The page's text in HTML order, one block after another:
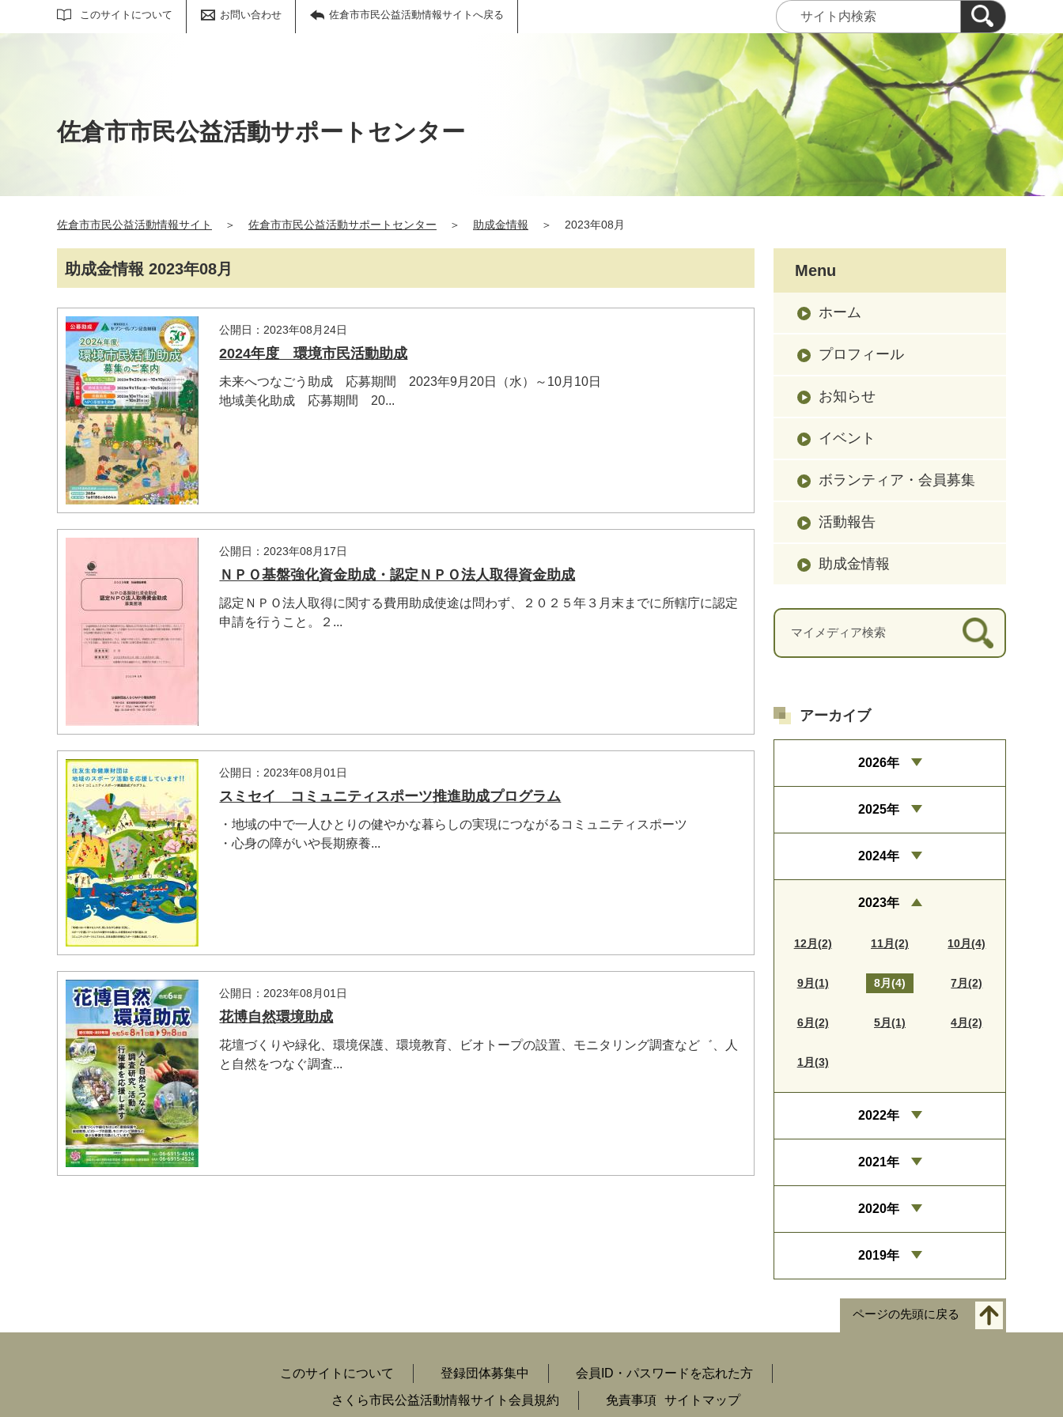
このサイトについて お問い合わせ 佐倉市市民公益活動情報サイトへ戻る
サイト内検索
佐倉市市民公益活動サポートセンター
佐倉市市民公益活動情報サイト ＞ 佐倉市市民公益活動サポートセンター ＞ 助成金情報 ＞ 2023年08月
助成金情報 2023年08月
公開日：2023年08月24日
2024年度 環境市民活動助成
未来へつなごう助成 応募期間 2023年9月20日（水）～10月10日
地域美化助成 応募期間 20...
公開日：2023年08月17日
ＮＰＯ基盤強化資金助成・認定ＮＰＯ法人取得資金助成
認定ＮＰＯ法人取得に関する費用助成使途は問わず、２０２５年３月末までに所轄庁に認定
申請を行うこと。２...
公開日：2023年08月01日
スミセイ コミュニティスポーツ推進助成プログラム
・地域の中で一人ひとりの健やかな暮らしの実現につながるコミュニティスポーツ
・心身の障がいや長期療養...
公開日：2023年08月01日
花博自然環境助成
花壇づくりや緑化、環境保護、環境教育、ビオトープの設置、モニタリング調査など゛、人
と自然をつなぐ調査...
Menu
ホーム
プロフィール
お知らせ
イベント
ボランティア・会員募集
活動報告
助成金情報
アーカイブ
2026年
2025年
2024年
2023年
12月(2) 11月(2) 10月(4)
9月(1) 8月(4) 7月(2)
6月(2) 5月(1) 4月(2)
1月(3)
2022年
2021年
2020年
2019年
ページの先頭に戻る
このサイトについて 登録団体募集中
会員ID・パスワードを忘れた方
さくら市民公益活動情報サイト会員規約
免責事項 サイトマップ